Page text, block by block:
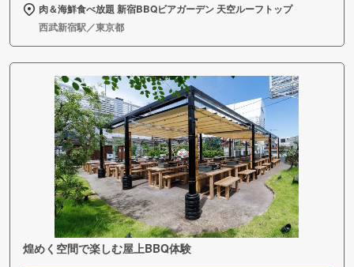
肉＆海鮮食べ放題 新宿BBQビアガーデン 天空ルーフトップ
西武新宿駅／東京都
煌めく空間で楽しむ屋上BBQ体験